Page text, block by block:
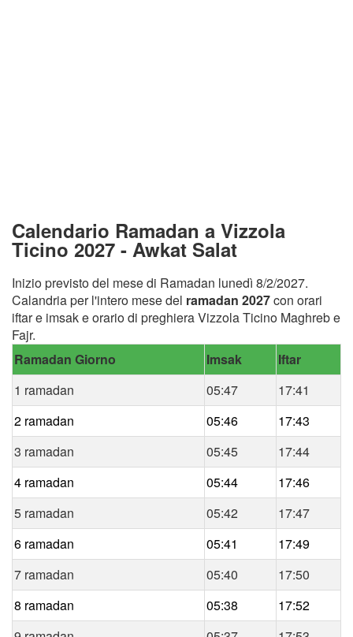
Calendario Ramadan a Vizzola
Ticino 2027 - Awkat Salat
Inizio previsto del mese di Ramadan lunedì 8/2/2027.
Calandria per l'intero mese del ramadan 2027con orari
iftar e imsak e orario di preghiera Vizzola Ticino Maghreb e
Fajr.
Ramadan Giorno
Imsak
Iftar
1 ramadan
05:47
17:41
2 ramadan
05:46
17:43
3 ramadan
05:45
17:44
4 ramadan
05:44
17:46
5 ramadan
05:42
17:47
6 ramadan
05:41
17:49
7 ramadan
05:40
17:50
8 ramadan
05:38
17:52